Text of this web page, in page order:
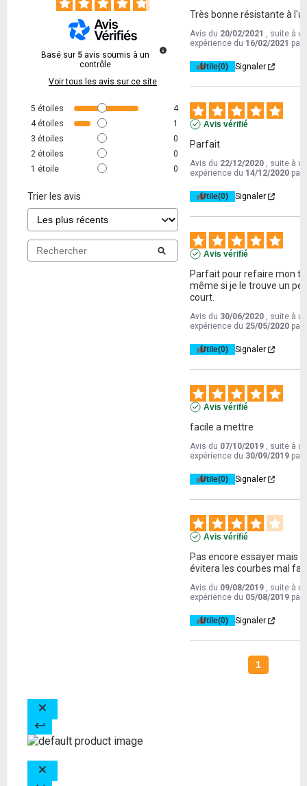
Basé sur 5 avis soumis à un
contrôle
Voir tous les avis sur ce site
5 étoiles
4
4 étoiles
1
3 étoiles
0
2 étoiles
0
1 étoile 0
Trier les avis
Très bonne résistante à
Avis du 20/02/2021 , suite à
expérience du 16/02/2021 par
Utile(0) Signaler
Avis vérifié
Parfait
Avis du 22/12/2020 , suite à
expérience du 14/12/2020 par
Utile(0) Signaler
Avis vérifié
Parfait pour refaire mon
même si je le trouve un
court.
Avis du 30/06/2020 , suite à
expérience du 25/05/2020 par
Utile(0) Signaler
Avis vérifié
facile a mettre
Avis du 07/10/2019 , suite à
expérience du 30/09/2019 par
Utile(0) Signaler
Avis vérifié
Pas encore essayer mais
évitera les courbes mal
Avis du 09/08/2019 , suite à
expérience du 05/08/2019 par
Utile(0) Signaler
1